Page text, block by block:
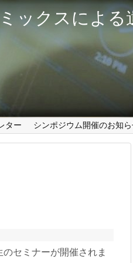
ックスによる
ター シンポジウム開催のお知
セミナーが開催されま